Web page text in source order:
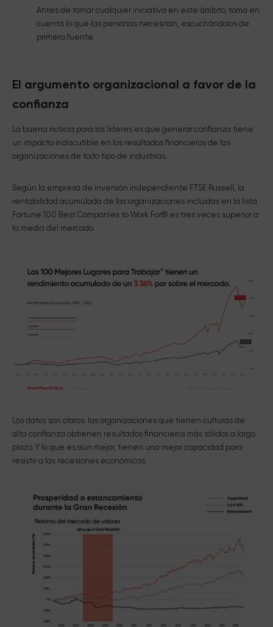
Antes de tomar cualquier iniciativa en este ámbito, toma en
cuenta lo que las personas necesitan, escuchándolos de
primera fuente.
El argumento organizacional a favor de la
confianza
La buena noticia para los lideres es que generar confianza tiene
un impacto indiscutible en los resultados financieros de las
organizaciones de todo tipo de industrias.
Según la empresa de inversión independiente FTSE Russell, la
rentabilidad acumulada de las organizaciones incluidas en la lista
Fortune 100 Best Companies to Work For® es tres veces superior a
la media del mercado.
Los datos son claros: las organizaciones que tienen culturas de
alta confianza obtienen resultados financieros más sólidos a largo
plazo. Y lo que es aún mejor, tienen una mejor capacidad para
resistir a las recesiones económicas.